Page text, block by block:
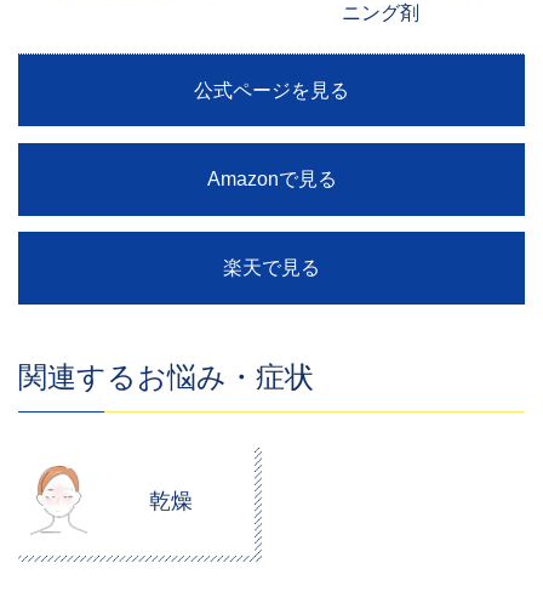
ニング剤
公式ページを見る
Amazonで見る
楽天で見る
関連するお悩み・症状
乾燥